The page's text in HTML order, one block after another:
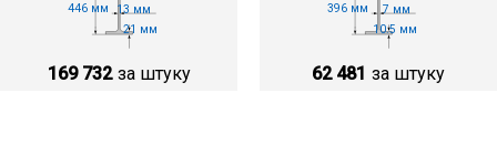
446 мм
13 мм
21 мм
169 732 за штуку
396 мм
7 мм
10.5 мм
62 481 за штуку